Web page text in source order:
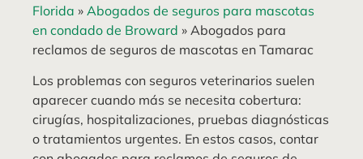
Florida » Abogados de seguros para mascotas
en condado de Broward » Abogados para
reclamos de seguros de mascotas en Tamarac
Los problemas con seguros veterinarios suelen
aparecer cuando más se necesita cobertura:
cirugías, hospitalizaciones, pruebas diagnósticas
o tratamientos urgentes. En estos casos, contar